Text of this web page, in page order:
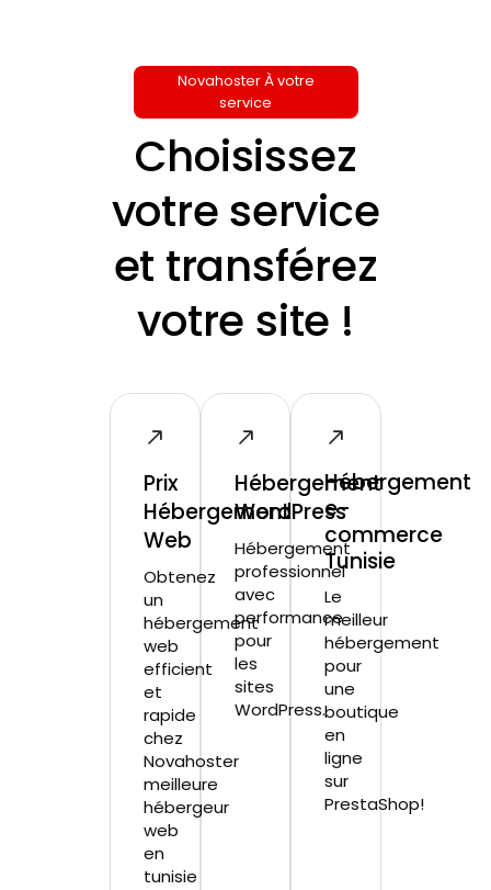
Novahoster À votre
service
Choisissez
votre service
et transférez
votre site !
Prix
Hébergement
Web
Obtenez
un
hébergement
web
efficient
et
rapide
chez
Novahoster
meilleure
hébergeur
web
en
tunisie
Hébergement
WordPress
Hébergement
professionnel
avec
performance
pour
les
sites
WordPress.
Hébergement
e-
commerce
Tunisie
Le
meilleur
hébergement
pour
une
boutique
en
ligne
sur
PrestaShop!